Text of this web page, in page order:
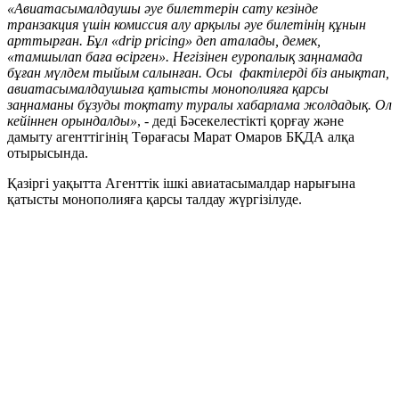
«Авиатасымалдаушы әуе билеттерін сату кезінде
транзакция үшін комиссия алу арқылы әуе билетінің құнын
арттырған. Бұл «drip pricing» деп аталады, демек,
«тамшылап баға өсірген». Негізінен еуропалық заңнамада
бұған мүлдем тыйым салынған. Осы фактілерді біз анықтап,
авиатасымалдаушыға қатысты монополияға қарсы
заңнаманы бұзуды тоқтату туралы хабарлама жолдадық. Ол
кейіннен орындалды», - деді Бәсекелестікті қорғау және
дамыту агенттігінің Төрағасы Марат Омаров БҚДА алқа
отырысында.
Қазіргі уақытта Агенттік ішкі авиатасымалдар нарығына
қатысты монополияға қарсы талдау жүргізілуде.